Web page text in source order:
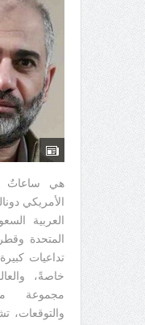
هي ساعاتٌ
الأمريكي
العربية
المتحدة
تداعيات
خاصةً،
مجموعة
والتوقعات،